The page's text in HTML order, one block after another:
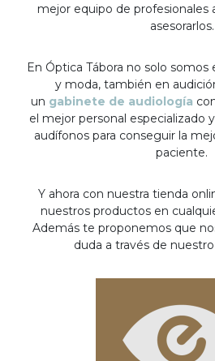
mejor equipo de profesionales
asesorarlos.
En Óptica Tábora no solo somos
y moda, también en
un gabinete de audiología
el mejor personal especializado
audífonos para conseguir la
paciente.
Y ahora con nuestra tienda
nuestros productos en
Además te proponemos que
duda a través de nuestro